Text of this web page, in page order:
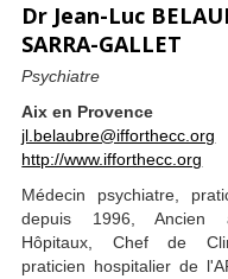
Dr Jean-Luc
SARRA-GALLET
Psychiatre
Aix en Provence
jl.belaubre@ifforthecc.org
http://www.ifforthecc.org
Médecin psychiatre,
depuis 1996, Ancien
Hôpitaux, Chef de
praticien hospitalier de